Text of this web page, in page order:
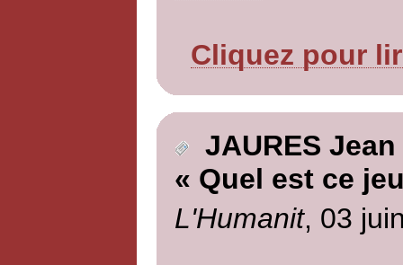
Cliquez pour
JAURES Jean
« Quel est ce
L'Humanit, 03